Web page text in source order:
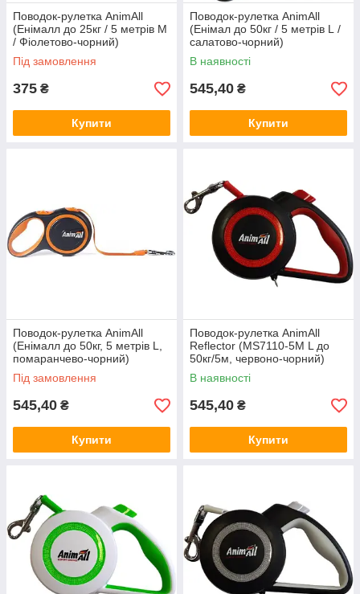
Поводок-рулетка AnimАll
(Енімалл до 25кг / 5 метрів М
/ Фіолетово-чорний)
Під замовлення
375 ₴
Купити
Поводок-рулетка AnimАll
(Енімал до 50кг / 5 метрів L /
салатово-чорний)
В наявності
545,40 ₴
Купити
Поводок-рулетка AnimАll
(Енімалл до 50кг, 5 метрів L,
помаранчево-чорний)
Під замовлення
545,40 ₴
Купити
Поводок-рулетка AnimAll
Reflector (MS7110-5M L до
50кг/5м, червоно-чорний)
В наявності
545,40 ₴
Купити